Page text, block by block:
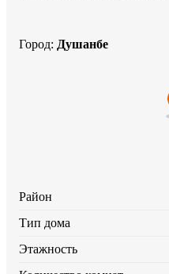
Город: Душанбе
Район
Тип дома
Этажность